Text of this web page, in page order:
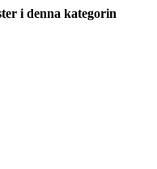
i denna kategorin